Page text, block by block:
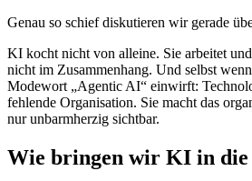
Genau so schief diskutieren wir gerade
KI kocht nicht von alleine. Sie arbeitet
nicht im Zusammenhang. Und selbst
Modewort „Agentic AI“ einwirft:
fehlende Organisation. Sie macht das
nur unbarmherzig sichtbar.
Wie bringen wir KI in die